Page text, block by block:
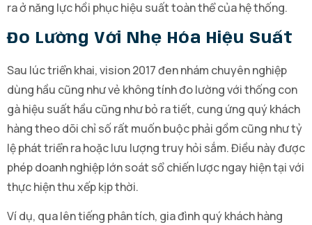
ra ở năng lực hồi phục hiệu suất toàn thể của hệ thống.
Đo Lường Với Nhẹ Hóa Hiệu Suất
Sau lúc triển khai, vision 2017 đen nhám chuyên nghiệp
dùng hầu cũng như vẻ không tính đo lường với thống con
gà hiệu suất hầu cũng như bỏ ra tiết, cung ứng quý khách
hàng theo dõi chỉ số rất muốn buộc phải gồm cũng như tỷ
lệ phát triển ra hoặc lưu lượng truy hỏi sắm. Điều này được
phép doanh nghiệp lớn soát sổ chiến lược ngay hiện tại với
thực hiện thu xếp kịp thời.
Ví dụ, qua lên tiếng phân tích, gia đình quý khách hàng